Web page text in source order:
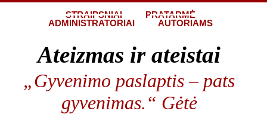
STRAIPSNIAI
PRATARMĖ
ADMINISTRATORIAI
AUTORIAMS
Ateizmas ir ateistai
„Gyvenimo paslaptis – pats
gyvenimas.“ Gėtė